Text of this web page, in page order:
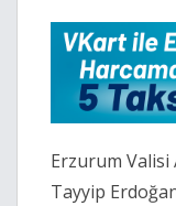
Erzurum Valisi
Tayyip